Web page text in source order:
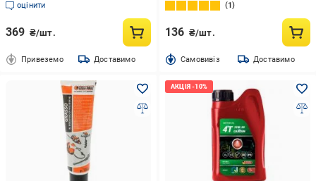
оцінити
369 ₴/шт.
Привеземо Доставимо
1
136 ₴/шт.
Cамовивіз Доставимо